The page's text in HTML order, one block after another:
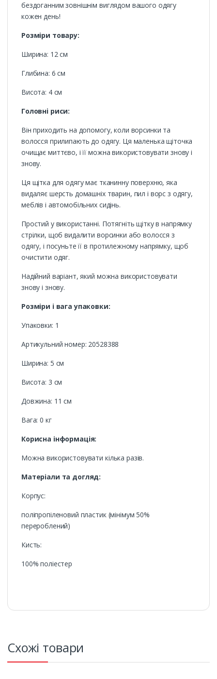
бездоганним зовнішнім виглядом вашого одягу
кожен день!
Розміри товару:
Ширина: 12 см
Глибина: 6 см
Висота: 4 см
Головні риси:
Він приходить на допомогу, коли ворсинки та
волосся прилипають до одягу. Ця маленька щіточка
очищає миттєво, і її можна використовувати знову і
знову.
Ця щітка для одягу має тканинну поверхню, яка
видаляє шерсть домашніх тварин, пил і ворс з одягу,
меблів і автомобільних сидінь.
Простий у використанні. Потягніть щітку в напрямку
стрілки, щоб видалити ворсинки або волосся з
одягу, і посуньте її в протилежному напрямку, щоб
очистити одяг.
Надійний варіант, який можна використовувати
знову і знову.
Розміри і вага упаковки:
Упаковки: 1
Артикульний номер: 20528388
Ширина: 5 см
Висота: 3 см
Довжина: 11 см
Вага: 0 кг
Корисна інформація:
Можна використовувати кілька разів.
Матеріали та догляд:
Корпус:
поліпропіленовий пластик (мінімум 50%
перероблений)
Кисть:
100% поліестер
Схожі товари